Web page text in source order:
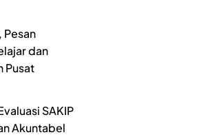
Pesan
dan
Pusat
SAKIP
Akuntabel